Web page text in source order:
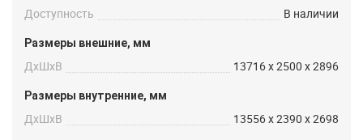
Доступность
В наличии
Размеры внешние, мм
ДxШxВ 13716 x 2500 x 2896
Размеры внутренние, мм
ДxШxВ 13556 x 2390 x 2698